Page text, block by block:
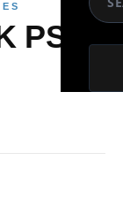
PSI-